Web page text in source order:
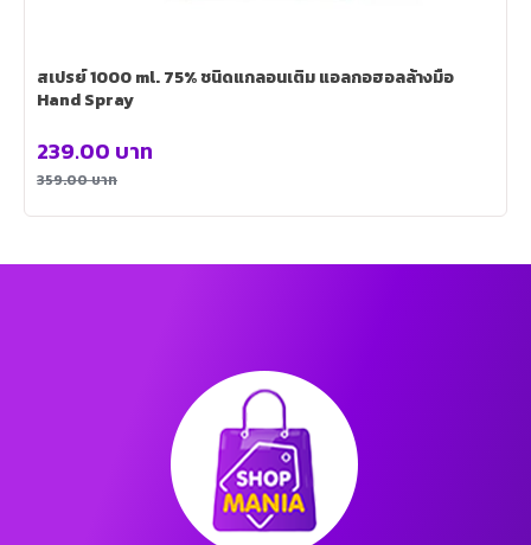
สเปรย์ 1000 ml. 75% ชนิดแกลอนเติม แอลกอฮอลล้างมือ
Hand Spray
359.00บาท
239.00 บาท